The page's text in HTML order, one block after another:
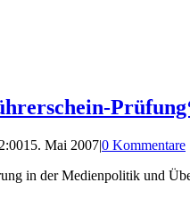
15. Mai 2007|0 Kommentare
in der Medienpolitik und